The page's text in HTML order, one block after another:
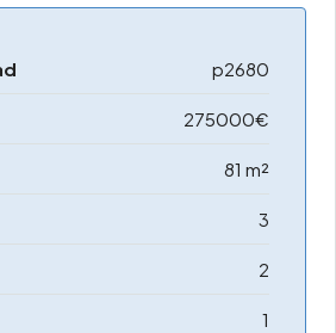
p2680
275000€
81 m²
3
2
1